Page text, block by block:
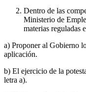
Dentro de las
Ministerio de
materias reguladas
a) Proponer al Gobierno
aplicación.
b) El ejercicio de la
letra a).